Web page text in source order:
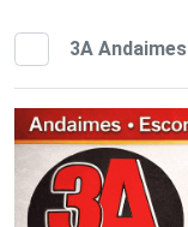
3A Andaimes